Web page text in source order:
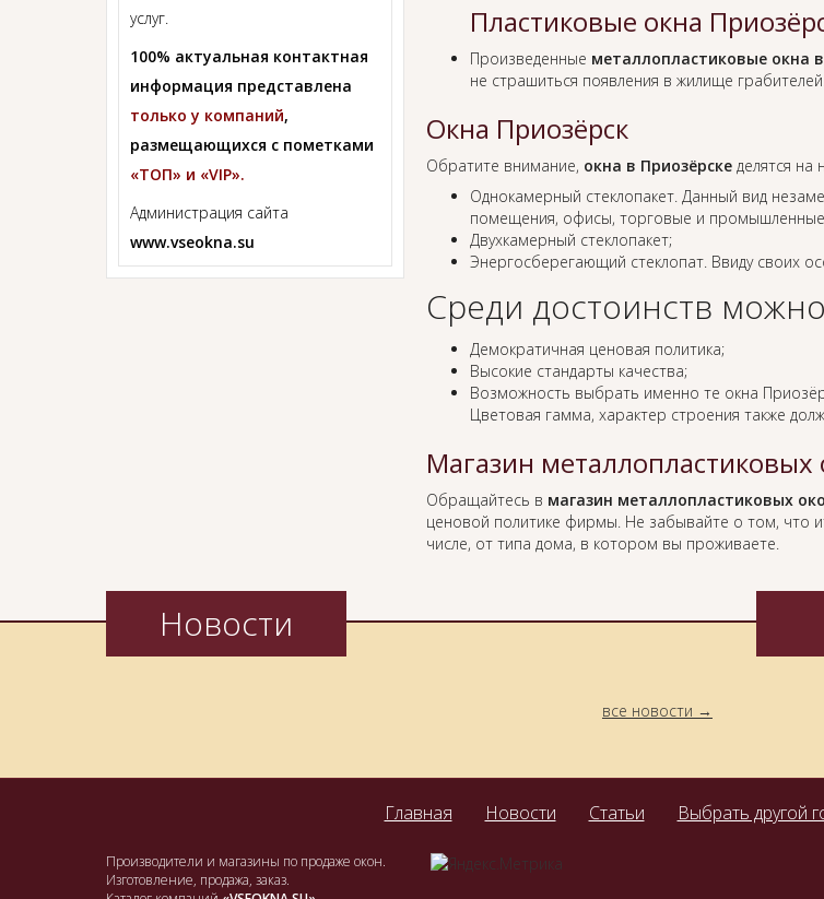
Пластиковые окна
Произведенные металлопластиковые окна
не страшиться появления в жилище
Окна Приозёрск
Обратите внимание, окна в Приозёрскеделятся на
Однокамерный стеклопакет. Данный вид
помещения, офисы, торговые и промышленные
Двухкамерный стеклопакет;
Энергосберегающий стеклопат. Ввиду своих
Среди достоинств
Демократичная ценовая политика;
Высокие стандарты качества;
Возможность выбрать именно те окна
Цветовая гамма, характер строения также
Магазин металлопластиковых
Обращайтесь в магазин металлопластиковых
ценовой политике фирмы. Не забывайте о том, что
числе, от типа дома, в котором вы проживаете.
услуг.
100% актуальная контактная
информация представлена
только у компаний,
размещающихся с пометками
«ТОП» и «VIP».
Администрация сайта
www.vseokna.su
Новости
все новости
Главная Новости Статьи Выбрать другой
Производители и магазины по продаже окон.
Изготовление, продажа, заказ.